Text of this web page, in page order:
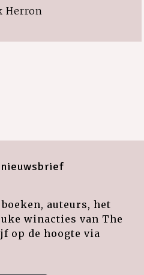
Herron
nieuwsbrief
auteurs, het
winacties van The
op de hoogte via